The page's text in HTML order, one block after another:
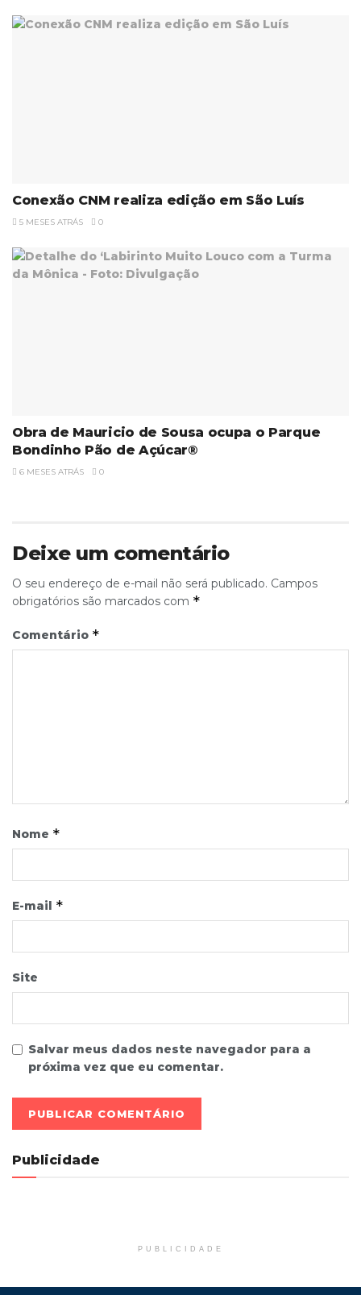
Conexão CNM realiza edição em São Luís
5 MESES ATRÁS 0
Obra de Mauricio de Sousa ocupa o Parque
Bondinho Pão de Açúcar®
6 MESES ATRÁS 0
Deixe um comentário
O seu endereço de e-mail não será publicado. Campos
obrigatórios são marcados com *
Comentário *
Nome *
E-mail *
Site
Salvar meus dados neste navegador para a
próxima vez que eu comentar.
Publicidade
PUBLICIDADE